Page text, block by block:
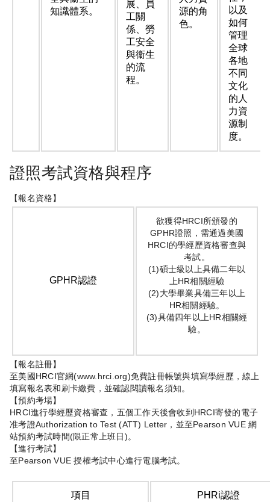
知識體系。
展、員
工關
係、勞
工安全
與衞生
的流
程。
源的角
色。
以及
如何
管理
全球
各地
不同
文化
的人
力資
源制
度。
證照考試資格與程序
【報名資格】
GPHR認證
欲獲得HRCI所頒發的
GPHR證照，需通過美國
HRCI的學經歷資格審查與
考試。
(1)碩士級以上具備二年以
上HR相關經驗
(2)大學畢業具備三年以上
HR相關經驗。
(3)具備四年以上HR相關經
驗。
【報名註冊】
至美國HRCI官網(www.hrci.org)免費註冊帳號與填寫學經歷，線上
填寫報名表和刷卡繳費，並確認閱讀報名須知。
【預約考場】
HRCI進行學經歷資格審查，五個工作天後會收到HRCI寄發的電子
准考證Authorization to Test (ATT) Letter，並至Pearson VUE 網
站預約考試時間(限正常上班日)。
【進行考試】
至Pearson VUE 授權考試中心進行電腦考試。
項目 PHRi認證